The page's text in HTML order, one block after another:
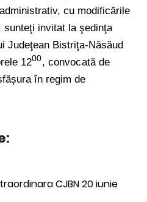
cu modificările
invitat la şedinţa
Judeţean Bistriţa-Năsăud
1200, convocată de
în regim de
CJBN 20 iunie